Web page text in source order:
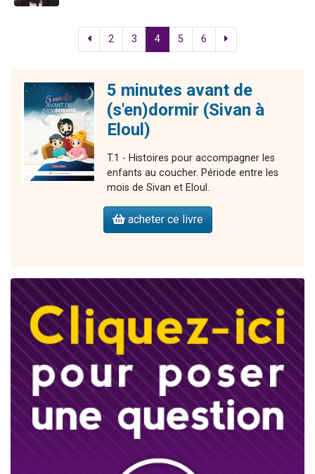
2 3 4 5 6
5 minutes avant de
(s'en)dormir (Sivan à
Eloul)
T.1 - Histoires pour accompagner les
enfants au coucher. Période entre les
mois de Sivan et Eloul.
acheter ce livre